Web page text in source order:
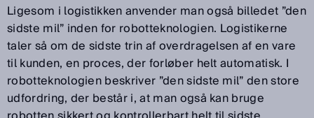
Ligesom i logistikken anvender man også billedet ”den
sidste mil” inden for robotteknologien. Logistikerne
taler så om de sidste trin af overdragelsen af en vare
til kunden, en proces, der forløber helt automatisk. I
robotteknologien beskriver ”den sidste mil” den store
udfordring, der består i, at man også kan bruge